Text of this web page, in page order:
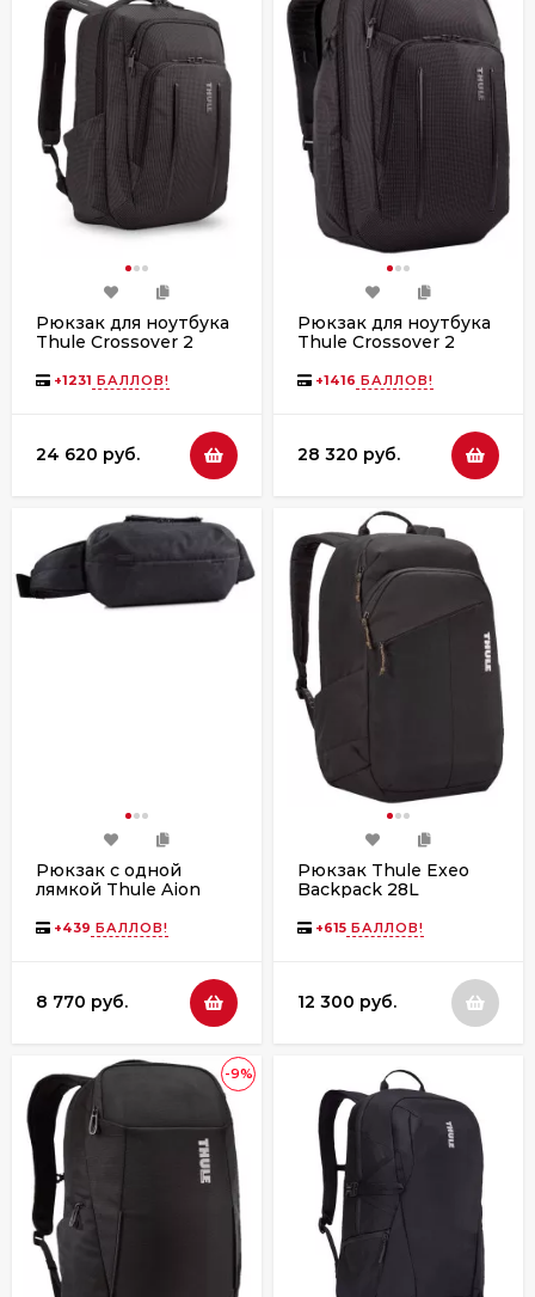
Рюкзак для ноутбука
Thule Crossover 2
+1231 БАЛЛОВ!
24 620 руб.
Рюкзак для ноутбука
Thule Crossover 2
+1416 БАЛЛОВ!
28 320 руб.
Рюкзак с одной
лямкой Thule Aion
+439 БАЛЛОВ!
8 770 руб.
Рюкзак Thule Exeo
Backpack 28L
+615 БАЛЛОВ!
12 300 руб.
-9%